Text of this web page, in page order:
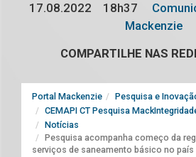
17.08.2022
18h37
Mackenzie
COMPARTILHE NAS
Portal Mackenzie
Pesquisa e
CEMAPI CT Pesquisa
Notícias
Pesquisa acompanha começo da
serviços de saneamento básico no país